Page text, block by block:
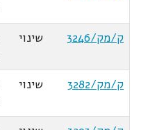
ק/מק/3246
שינוי
ק/מק/3282
שינוי